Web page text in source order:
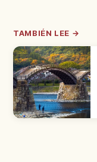
TAMBIÉN LEE →